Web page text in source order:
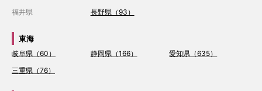
福井県
長野県（93）
東海
岐阜県（60） 静岡県（166）
愛知県（635）
三重県（76）